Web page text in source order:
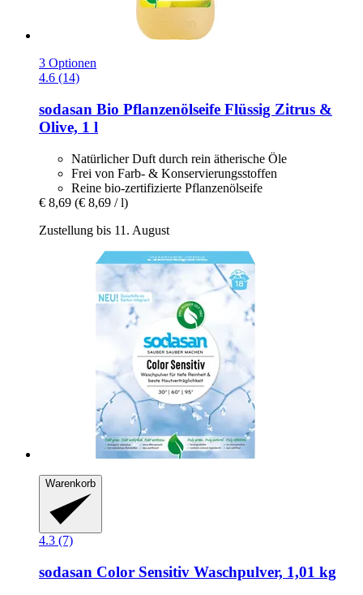
3 Optionen
4.6 (14)
sodasan Bio Pflanzenölseife Flüssig Zitrus &
Olive, 1 l
Natürlicher Duft durch rein ätherische Öle
Frei von Farb- & Konservierungsstoffen
Reine bio-zertifizierte Pflanzenölseife
€ 8,69 (€ 8,69 / l)
Zustellung bis 11. August
Warenkorb
4.3 (7)
sodasan Color Sensitiv Waschpulver, 1,01 kg